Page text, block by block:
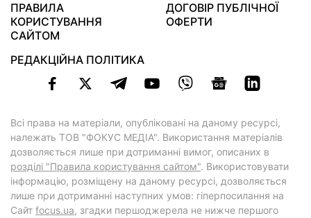
ПРАВИЛА
КОРИСТУВАННЯ
САЙТОМ
ДОГОВІР ПУБЛІЧНОЇ
ОФЕРТИ
РЕДАКЦІЙНА ПОЛІТИКА
Всі права на матеріали, опубліковані на даному ресурсі,
належать ТОВ "ФОКУС МЕДІА". Використання матеріалів
дозволяється лише при дотриманні вимог, описаних в
розділі "Правила користування сайтом". Використовувати
інформацію, розміщену на даному ресурсі, дозволяється
лише при дотриманні наступних умов: гіперпосилання на
Cайт focus.ua, згадки першоджерела не нижче першого